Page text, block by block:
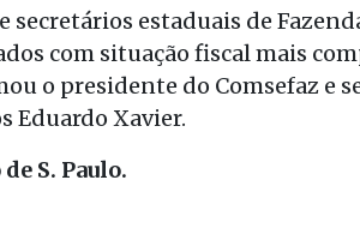
estaduais de
com situação fiscal mais
o presidente do Comsefaz e
Eduardo Xavier.
S. Paulo.